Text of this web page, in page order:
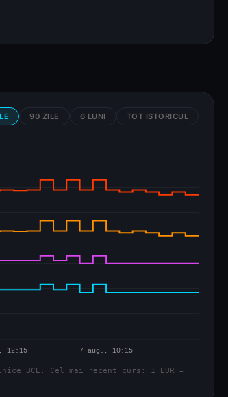
90 ZILE 6 LUNI TOT ISTORICUL
BCE. Cel mai recent curs: 1 EUR =